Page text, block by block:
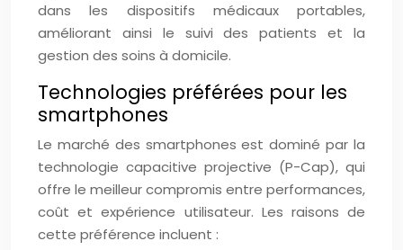
dans les dispositifs médicaux portables,
améliorant ainsi le suivi des patients et la
gestion des soins à domicile.
Technologies préférées pour les
smartphones
Le marché des smartphones est dominé par la
technologie capacitive projective (P-Cap), qui
offre le meilleur compromis entre performances,
coût et expérience utilisateur. Les raisons de
cette préférence incluent :